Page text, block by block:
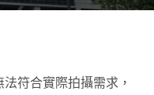
符合實際拍攝需求，